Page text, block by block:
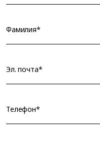
Фамилия*
Эл. почта*
Телефон*